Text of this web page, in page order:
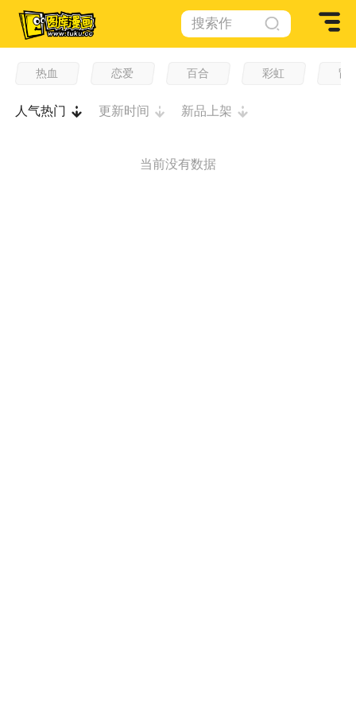
搜索作
品
热血 恋爱 百合 彩虹 冒
人气热门 更新时间 新品上架
当前没有数据